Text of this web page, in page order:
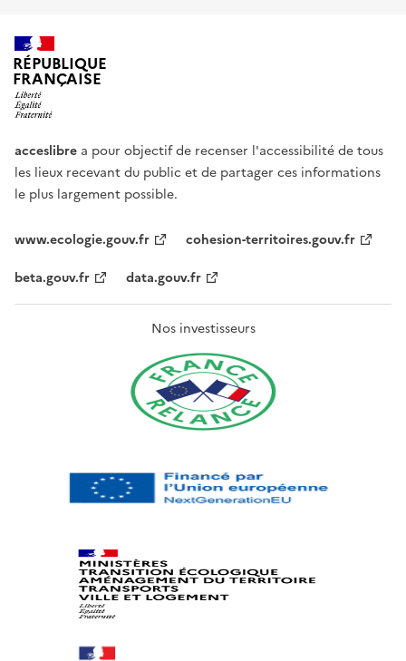
RÉPUBLIQUE
FRANÇAISE
acceslibre a pour objectif de recenser l'accessibilité de tous
les lieux recevant du public et de partager ces informations
le plus largement possible.
www.ecologie.gouv.fr
cohesion-territoires.gouv.fr
beta.gouv.fr
data.gouv.fr
Nos investisseurs